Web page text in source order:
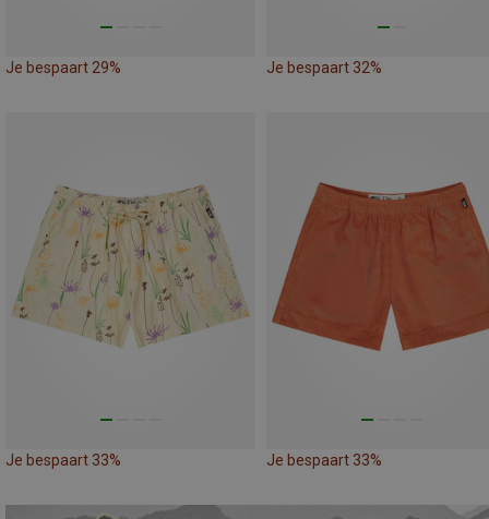
Je bespaart 29% Je bespaart 32%
Je bespaart 33% Je bespaart 33%